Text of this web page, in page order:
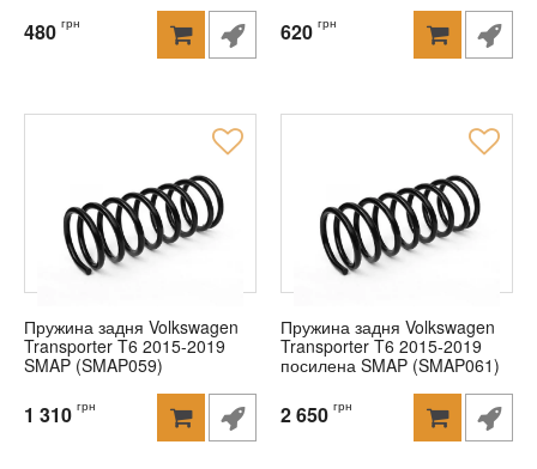
480 грн 620 грн
Пружина задня Volkswagen
Transporter T6 2015-2019
SMAP (SMAP059)
1 310 грн
Пружина задня Volkswagen
Transporter T6 2015-2019
посилена SMAP (SMAP061)
2 650 грн